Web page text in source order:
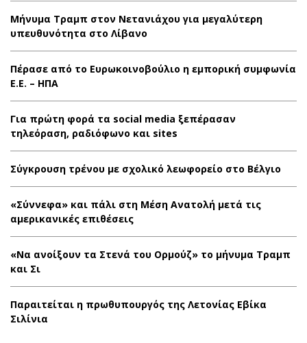
Μήνυμα Τραμπ στον Νετανιάχου για μεγαλύτερη
υπευθυνότητα στο Λίβανο
Πέρασε από το Ευρωκοινοβούλιο η εμπορική συμφωνία
Ε.Ε. – ΗΠΑ
Για πρώτη φορά τα social media ξεπέρασαν
τηλεόραση, ραδιόφωνο και sites
Σύγκρουση τρένου με σχολικό λεωφορείο στο Βέλγιο
«Σύννεφα» και πάλι στη Μέση Ανατολή μετά τις
αμερικανικές επιθέσεις
«Να ανοίξουν τα Στενά του Ορμούζ» το μήνυμα Τραμπ
και Σι
Παραιτείται η πρωθυπουργός της Λετονίας Εβίκα
Σιλίνια